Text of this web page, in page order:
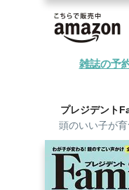
雑誌の予
プレジデント
頭のいい子が